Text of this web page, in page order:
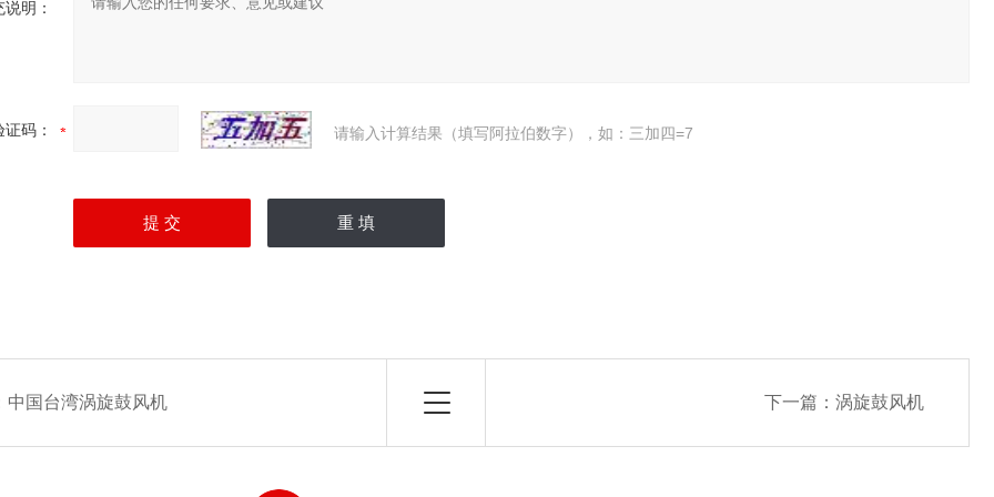
明：
证码： 请输入计算结果（填写阿拉伯数字），如：三加四=7
中国台湾涡旋鼓风机 下一篇： 涡旋鼓风机